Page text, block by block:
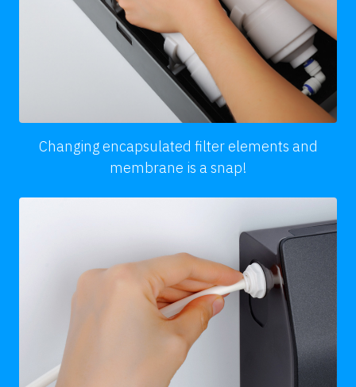
Changing encapsulated filter elements and
membrane is a snap!